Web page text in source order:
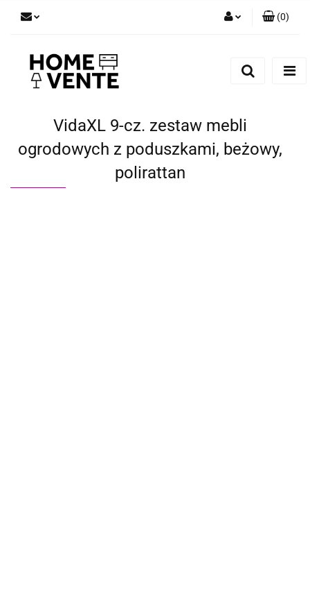
(0)
VidaXL 9-cz. zestaw mebli
ogrodowych z poduszkami, beżowy,
polirattan